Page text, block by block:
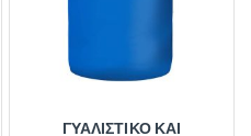
ΓΥΑΛΙΣΤΙΚΌ ΚΑΙ